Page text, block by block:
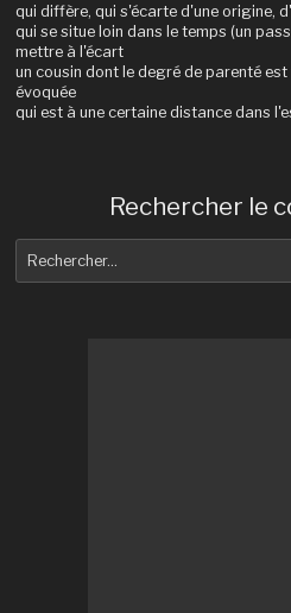
qui diffère, qui s'écarte d'une origine,
qui se situe loin dans le temps (un
mettre à l'écart
un cousin dont le degré de parenté
évoquée
qui est à une certaine distance dans
Rechercher le
pour